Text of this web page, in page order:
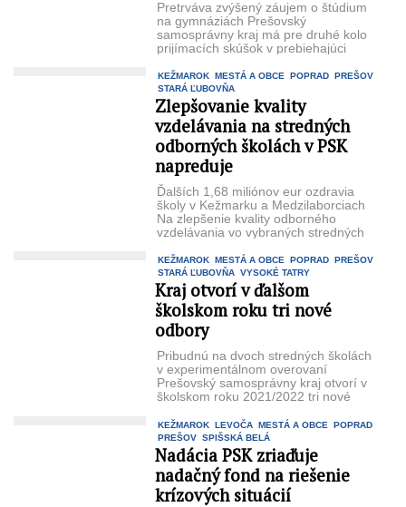
Pretrváva zvýšený záujem o štúdium
na gymnáziách Prešovský
samosprávny kraj má pre druhé kolo
prijímacích skúšok v prebiehajúci
KEŽMAROK MESTÁ A OBCE POPRAD PREŠOV
STARÁ ĽUBOVŇA
Zlepšovanie kvality
vzdelávania na stredných
odborných školách v PSK
napreduje
Ďalších 1,68 miliónov eur ozdravia
školy v Kežmarku a Medzilaborciach
Na zlepšenie kvality odborného
vzdelávania vo vybraných stredných
samosprávny ...
KEŽMAROK MESTÁ A OBCE POPRAD
PREŠOV
STARÁ ĽUBOVŇA VYSOKÉ TATRY
Kraj otvorí v ďalšom
školskom roku tri nové
odbory
Pribudnú na dvoch stredných školách
v experimentálnom overovaní
Prešovský samosprávny kraj otvorí v
školskom roku 2021/2022 tri nové
...
KEŽMAROK LEVOČA MESTÁ A OBCE
POPRAD
PREŠOV SPIŠSKÁ BELÁ
Nadácia PSK zriaďuje
nadačný fond na riešenie
krízových situácií